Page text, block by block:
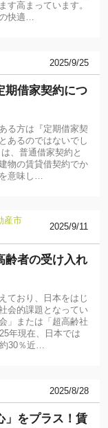
す高まっています。
快適…
2025/9/25
期借家契約につ
る方は『定期借家契
あるのではないでし
、普通借家契約と
物の賃貸借契約でか
意味し…
産市
2025/9/11
齢者の受け入れ
ており、日本をはじ
会的課題となってい
」または「超高齢社
年現在、日本では
30％近…
2025/8/28
」をプラス！賃